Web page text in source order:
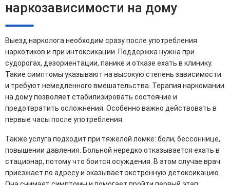
наркозависимости на дому
Выезд нарколога необходим сразу после употребления
наркотиков и при интоксикации. Поддержка нужна при
судорогах, дезориентации, панике и отказе ехать в клинику.
Такие симптомы указывают на высокую степень зависимости
и требуют немедленного вмешательства. Терапия наркомании
на дому позволяет стабилизировать состояние и
предотвратить осложнения. Особенно важно действовать в
первые часы после употребления.
Также услуга подходит при тяжелой ломке: боли, бессоннице,
повышении давления. Больной нередко отказывается ехать в
стационар, потому что боится осуждения. В этом случае врач
приезжает по адресу и оказывает экстренную детоксикацию.